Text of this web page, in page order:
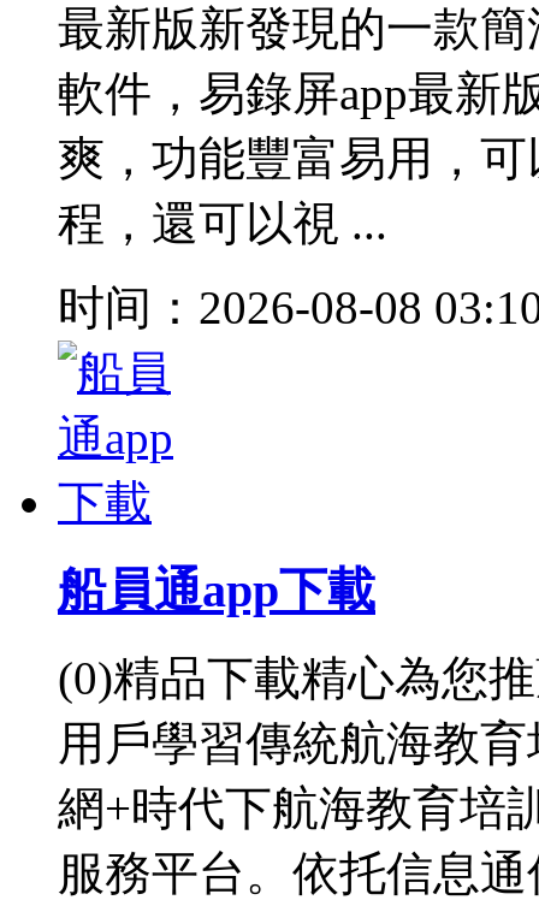
最新版新發現的一款
軟件，易錄屏app最新
爽，功能豐富易用，
程，還可以視 ...
时间：2026-08-08
船員通app下載
(0)精品下載精心為您
用戶學習傳統航海教
網+時代下航海教育培
服務平台。依托信息